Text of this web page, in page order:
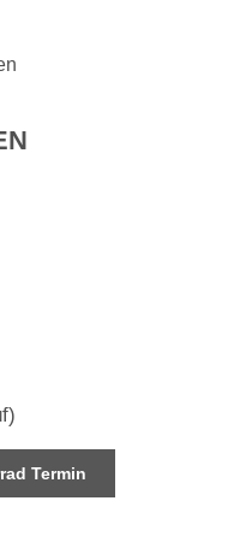
Termin